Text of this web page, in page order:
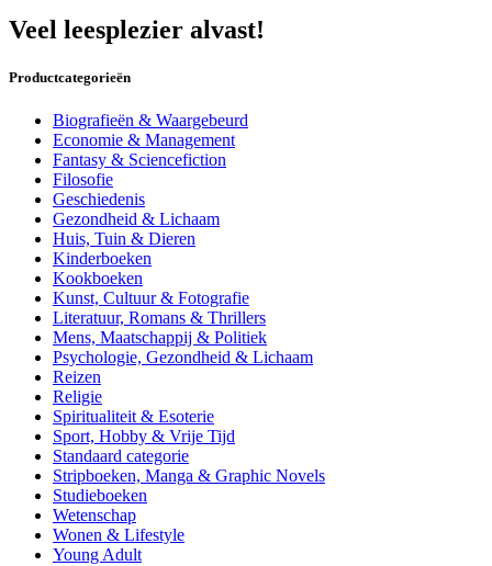
Veel leesplezier alvast!
Productcategorieën
Biografieën & Waargebeurd
Economie & Management
Fantasy & Sciencefiction
Filosofie
Geschiedenis
Gezondheid & Lichaam
Huis, Tuin & Dieren
Kinderboeken
Kookboeken
Kunst, Cultuur & Fotografie
Literatuur, Romans & Thrillers
Mens, Maatschappij & Politiek
Psychologie, Gezondheid & Lichaam
Reizen
Religie
Spiritualiteit & Esoterie
Sport, Hobby & Vrije Tijd
Standaard categorie
Stripboeken, Manga & Graphic Novels
Studieboeken
Wetenschap
Wonen & Lifestyle
Young Adult